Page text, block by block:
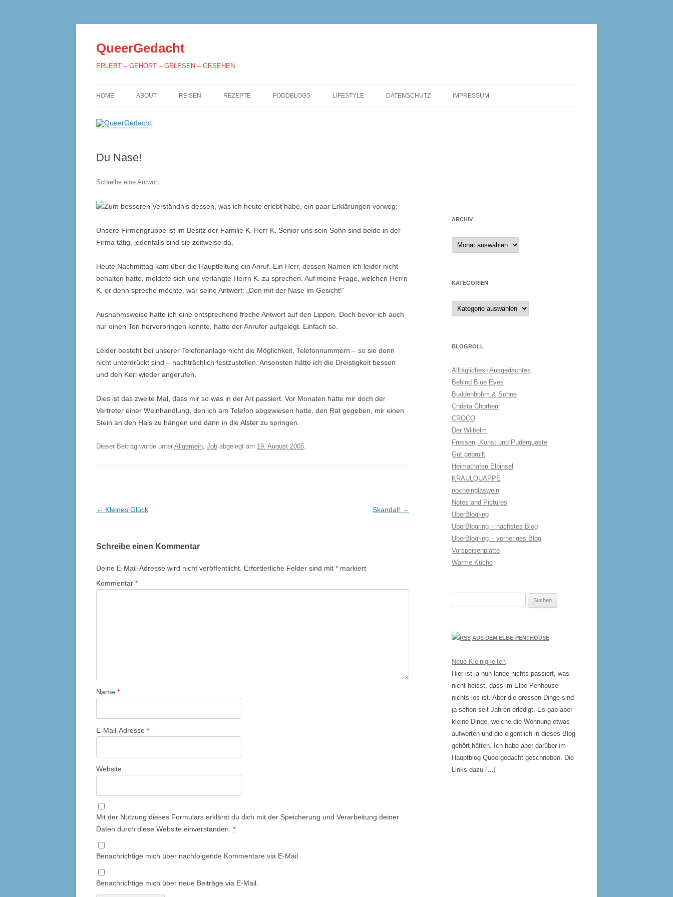
QueerGedacht
ERLEBT – GEHÖRT – GELESEN – GESEHEN
zum
HOME ABOUT REISEN REZEPTE FOODBLOGS LIFESTYLE DATENSCHUTZ IMPRESSUM
Du Nase!
Schreibe eine Antwort
Zum besseren Verständnis dessen, was ich heute erlebt habe, ein paar Erklärungen vorweg:
Unsere Firmengruppe ist im Besitz der Familie K. Herr K. Senior uns sein Sohn sind beide in der
Firma tätig, jedenfalls sind sie zeitweise da.
Heute Nachmittag kam über die Hauptleitung ein Anruf. Ein Herr, dessen Namen ich leider nicht
behalten hatte, meldete sich und verlangte Herrn K. zu sprechen. Auf meine Frage, welchen Herrn
K. er denn spreche möchte, war seine Antwort: „Den mit der Nase im Gesicht!“
Ausnahmsweise hatte ich eine entsprechend freche Antwort auf den Lippen. Doch bevor ich auch
nur einen Ton hervorbringen konnte, hatte der Anrufer aufgelegt. Einfach so.
Leider besteht bei unserer Telefonanlage nicht die Möglichkeit, Telefonnummern – so sie denn
nicht unterdrückt sind – nachträchlich festzustellen. Ansonsten hätte ich die Dreistigkeit bessen
und den Kerl wieder angerufen.
Dies ist das zweite Mal, dass mir so was in der Art passiert. Vor Monaten hatte mir doch der
Vertreter einer Weinhandlung, den ich am Telefon abgewiesen hatte, den Rat gegeben, mir einen
Stein an den Hals zu hängen und dann in die Alster zu springen.
Dieser Beitrag wurde unter Allgemein, Job abgelegt am 19. August 2005.
Beitrags-
← Kleines Glück Skandal! →
Schreibe einen Kommentar
Deine E-Mail-Adresse wird nicht veröffentlicht. Erforderliche Felder sind mit * markiert
Kommentar *
Name *
E-Mail-Adresse *
Website
Mit der Nutzung dieses Formulars erklärst du dich mit der Speicherung und Verarbeitung deiner
Daten durch diese Website einverstanden. *
Benachrichtige mich über nachfolgende Kommentare via E-Mail.
Benachrichtige mich über neue Beiträge via E-Mail.
ARCHIV
Archiv
KATEGORIEN
Kategorien
BLOGROLL
Alltägliches+Ausgedachtes
Behind Blue Eyes
Buddenbohm & Söhne
Christa Chorherr
CROCO
Der Wilhelm
Fressen, Kunst und Puderquaste
Gut gebrüllt
Heimathafen Elbinsel
KRAULQUAPPE
nocheinglaswein
Notes and Pictures
UberBlogring
UberBlogring – nächstes Blog
UberBlogring – vorheriges Blog
Vorspeisenplatte
Warme Küche
AUS DEM ELBE-PENTHOUSE
Neue Kleinigkeiten
Hier ist ja nun lange nichts passiert, was
nicht heisst, dass im Elbe-Penhouse
nichts los ist. Aber die grossen Dinge sind
ja schon seit Jahren erledigt. Es gab aber
kleine Dinge, welche die Wohnung etwas
aufwerten und die eigentlich in dieses Blog
gehört hätten. Ich habe aber darüber im
Hauptblog Queergedacht geschrieben. Die
Links dazu […]